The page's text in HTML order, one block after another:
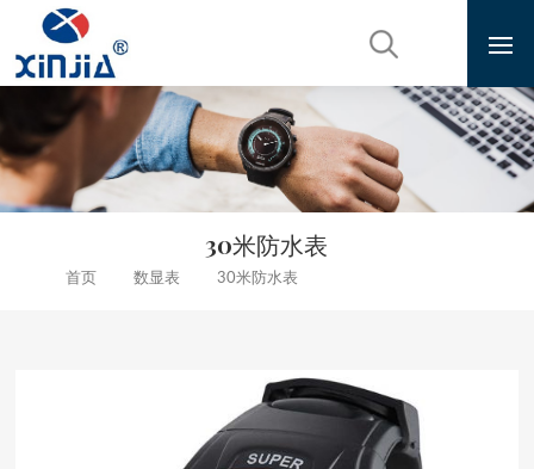
30米防水表
首页 数显表 30米防水表